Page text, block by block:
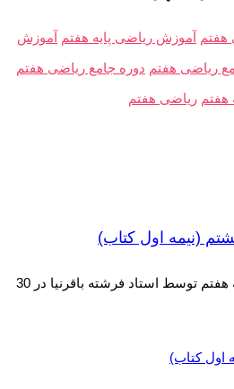
هفتم آموزش ریاضی پایه هفتم آموزش
ریاضی هفتم دوره جامع ریاضی هفتم
هفتم ریاضی هفتم
(نیمه اول کتاب)
کلاس آنلاین درس ریاضی پایه هفتم توسط استاد فرشته باقرنیا در 30